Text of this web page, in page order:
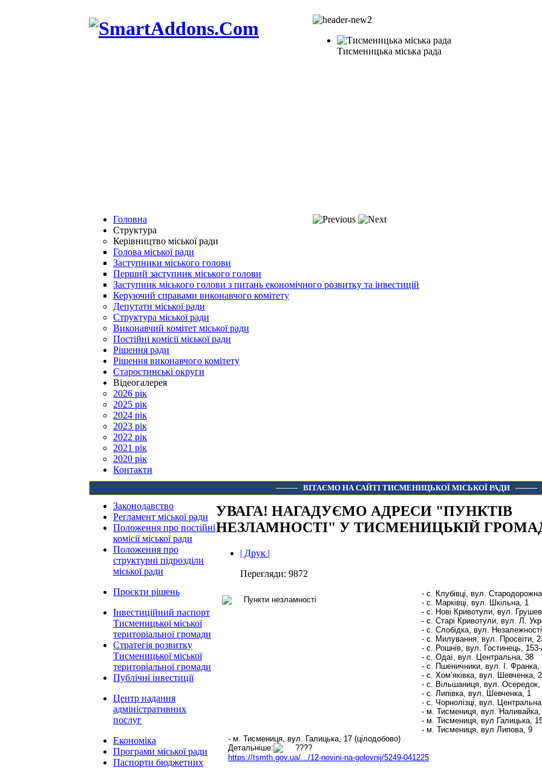
Тисменицька міська рада
Головна
Структура
Керівництво міської ради
Голова міської ради
Заступники міського голови
Перший заступник міського голови
Заступник міського голови з питань економічного розвитку та інвестицій
Керуючий справами виконавчого комітету
Депутати міської ради
Структура міської ради
Виконавчий комітет міської ради
Постійні комісії міської ради
Рішення ради
Рішення виконавчого комітету
Старостинські округи
Відеогалерея
2026 рік
2025 рік
2024 рік
2023 рік
2022 рік
2021 рік
2020 рік
Контакти
--------- ВІТАЄМО НА САЙТІ ТИСМЕНИЦЬКОЇ МІСЬКОЇ РАДИ ---------
Законодавство
Регламент міської ради
Положення про постійні
комісії міської ради
Положення про
структурні підрозділи
міської ради
Проєкти рішень
Інвестиційний паспорт
Тисменицької міської
територіальної громади
Стратегія розвитку
Тисменицької міської
територіальної громади
Публічні інвестиції
Центр надання
адміністративних
послуг
Економіка
Програми міської ради
Паспорти бюджетних
УВАГА! НАГАДУЄМО АДРЕСИ "ПУНКТІВ
НЕЗЛАМНОСТІ" У ТИСМЕНИЦЬКІЙ
| Друк |
Перегляди: 9872
- с. Клубівці, вул.
- с. Марківці, вул. Шкільна, 1
- с. Нові Кривотули, вул.
- с. Старі Кривотули, вул. Л.
- с. Слобідка, вул.
- с. Милування, вул. Просвіти,
- с. Рошнів, вул. Гостинець,
- с. Одаї, вул. Центральна, 38
- с. Пшеничники, вул. І. Франка,
- с. Хом’яківка, вул. Шевченка,
- с. Вільшаниця, вул. Осередок,
- с. Липівка, вул. Шевченка, 1
- с. Чорнолізці, вул.
- м. Тисмениця, вул. Наливайка,
- м. Тисмениця, вул Галицька,
- м. Тисмениця, вул Липова, 9
- м. Тисмениця, вул. Галицька, 17 (цілодобово)
Детальніше:
https://tsmth.gov.ua/.../12-novini-na-golovnij/5249-041225